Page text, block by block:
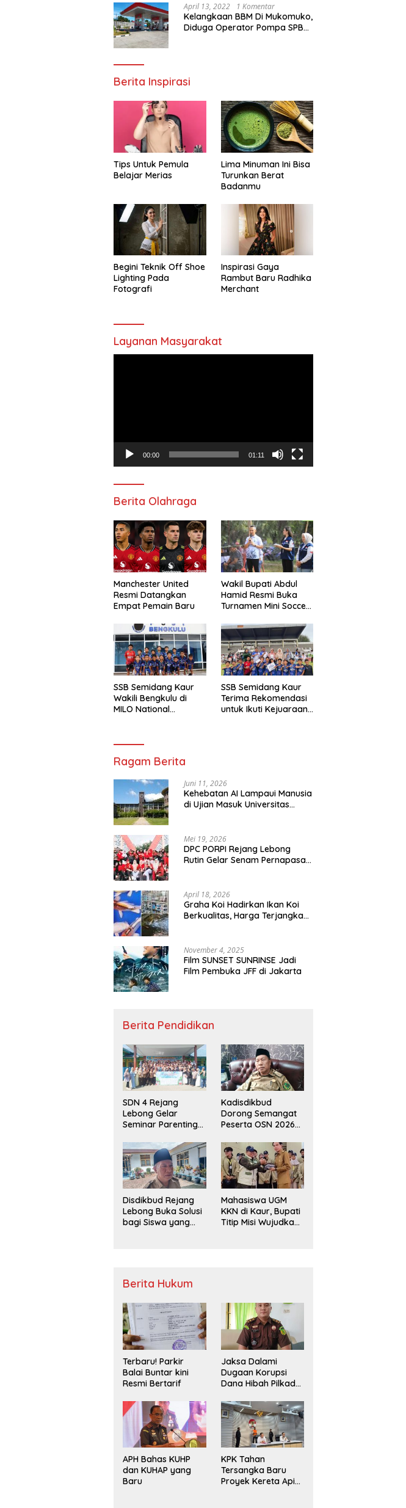
April 13, 2022 1 Komentar
Kelangkaan BBM Di Mukomuko,
Diduga Operator Pompa SPBU
Berita Inspirasi
Tips Untuk Pemula
Belajar Merias
Lima Minuman Ini Bisa
Turunkan Berat
Badanmu
Begini Teknik Off Shoe
Lighting Pada
Fotografi
Inspirasi Gaya
Rambut Baru Radhika
Merchant
Layanan Masyarakat
00:00 01:11
Berita Olahraga
Manchester United
Resmi Datangkan
Empat Pemain Baru
Wakil Bupati Abdul
Hamid Resmi Buka
Turnamen Mini Soccer
SSB Semidang Kaur
Wakili Bengkulu di
MILO National
SSB Semidang Kaur
Terima Rekomendasi
untuk Ikuti Kejuaraan
Ragam Berita
Juni 11, 2026
Kehebatan AI Lampaui Manusia
di Ujian Masuk Universitas
Mei 19, 2026
DPC PORPI Rejang Lebong
Rutin Gelar Senam Pernapasan
April 18, 2026
Graha Koi Hadirkan Ikan Koi
Berkualitas, Harga Terjangkau
November 4, 2025
Film SUNSET SUNRINSE Jadi
Film Pembuka JFF di Jakarta
Berita Pendidikan
SDN 4 Rejang
Lebong Gelar
Seminar Parenting
Bullying,
Kadisdikbud: Patut
Jadi Contoh
Kadisdikbud
Dorong Semangat
Peserta OSN 2026
Disdikbud Rejang
Lebong Buka Solusi
bagi Siswa yang
Mahasiswa UGM
KKN di Kaur, Bupati
Titip Misi Wujudkan
Berita Hukum
Terbaru! Parkir
Balai Buntar kini
Resmi Bertarif
Jaksa Dalami
Dugaan Korupsi
Dana Hibah Pilkada
Kaur
APH Bahas KUHP
dan KUHAP yang
Baru
KPK Tahan
Tersangka Baru
Proyek Kereta Api